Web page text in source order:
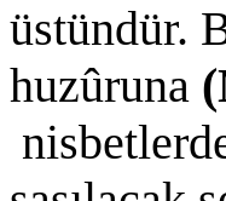
üstündür.
huzûruna